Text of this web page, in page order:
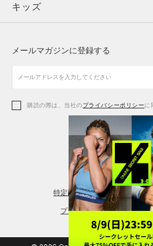
キッズ
アクセサリー
ボトムス
アクセサリー
トップス
シューズ
アクセサリー
レギンス＆タイツ
キッズ
シューズ
メールマガジンに登録する
購読の際は、当社のプライバシーポリシーに
特定商取引法に基づく通販の
プライバシーポリシー